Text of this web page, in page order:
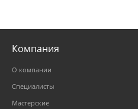
Компания
О компании
Специалисты
Мастерские